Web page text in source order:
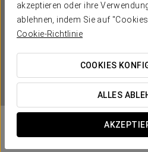
akzeptieren oder ihre
ablehnen, indem Sie auf
Cookie-Richtlinie
COOKIES
ALLES
WANN MÖCHTEN SIE
